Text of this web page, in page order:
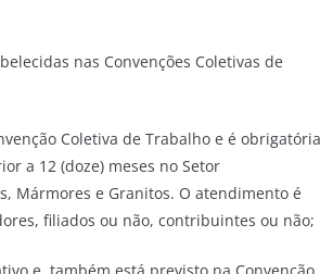
nas Convenções Coletivas de
Coletiva de Trabalho e é obrigatória
a 12 (doze) meses no Setor
Mármores e Granitos. O atendimento é
filiados ou não, contribuintes ou não;